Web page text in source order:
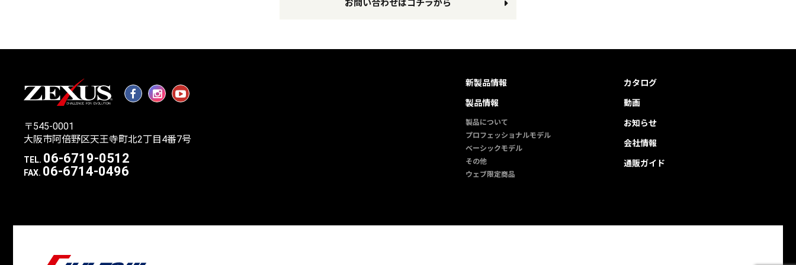
お問い合わせはコチラから
〒545-0001
大阪市阿倍野区天王寺町北2丁目4番7号
TEL. 06-6719-0512
FAX. 06-6714-0496
新製品情報
製品情報
製品について
プロフェッショナルモデル
ベーシックモデル
その他
ウェブ限定商品
カタログ
動画
お知らせ
会社情報
通販ガイド